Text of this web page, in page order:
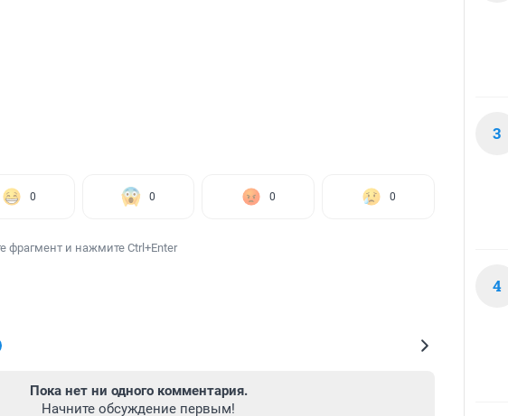
0 0 0 0
фрагмент и нажмите Ctrl+Enter
Пока нет ни одного комментария.
Начните обсуждение первым!
3
4